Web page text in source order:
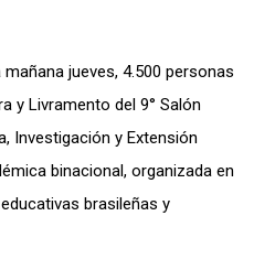
jueves, 4.500 personas
y Livramento del 9° Salón
Investigación y Extensión
binacional, organizada en
brasileñas y